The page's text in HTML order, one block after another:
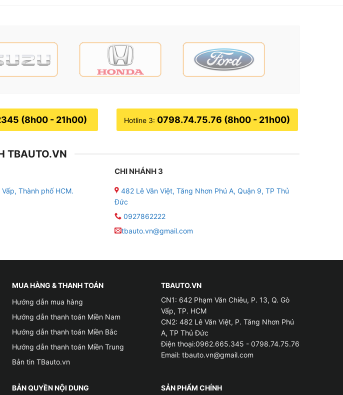
quan sát.
. Giúp cho người ngồi trên xe có cảm giác thư giãn và thoải mái hơn.
hạn chế thao tác bằng tay để tài xế tập trung lái xe an toàn.
(8h00 - 21h00) Hotline 3: 0798.74.75.76 (8h00 - 21h00)
TBAUTO.VN
Thành phố HCM.
CHI NHÁNH 3
482 Lê Văn Việt, Tăng Nhơn Phú A, Quận 9, TP Thủ
Đức
0927862222
tbauto.vn@gmail.com
MUA HÀNG & THANH TOÁN
Hướng dẫn mua hàng
Hướng dẫn thanh toán Miền Nam
Hướng dẫn thanh toán Miền Bắc
Hướng dẫn thanh toán Miền Trung
Bản tin TBauto.vn
TBAUTO.VN
CN1: 642 Phạm Văn Chiêu, P. 13, Q. Gò
Vấp, TP. HCM
CN2: 482 Lê Văn Việt, P. Tăng Nhơn Phú
A, TP Thủ Đức
Điện thoại:0962.665.345 - 0798.74.75.76
Email: tbauto.vn@gmail.com
BẢN QUYỀN NỘI DUNG SẢN PHẨM CHÍNH